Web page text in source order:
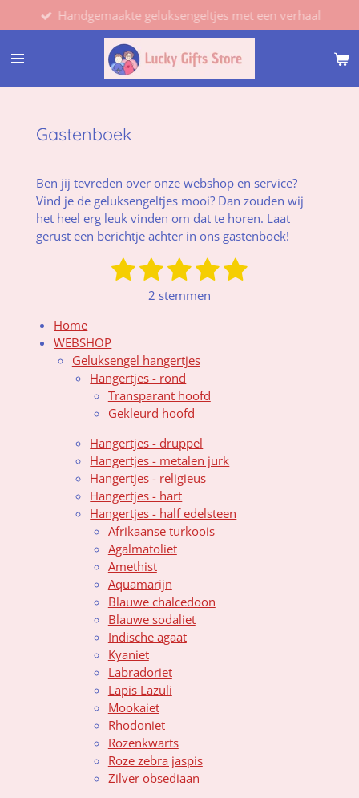
direct
naar
hoofdinhoud
Handgemaakte geluksengeltjes met een verhaal
Gastenboek
Ben jij tevreden over onze webshop en service?
Vind je de geluksengeltjes mooi? Dan zouden wij
het heel erg leuk vinden om dat te horen. Laat
gerust een berichtje achter in ons gastenboek!
1
e
r
2
s
r
r
e
n
3
s
r
r
e
n
4
s
r
r
e
n
5
n
2 stemmen
Home
WEBSHOP
Geluksengel hangertjes
Hangertjes - rond
Transparant hoofd
Gekleurd hoofd
Hangertjes - druppel
Hangertjes - metalen jurk
Hangertjes - religieus
Hangertjes - hart
Hangertjes - half edelsteen
Afrikaanse turkoois
Agalmatoliet
Amethist
Aquamarijn
Blauwe chalcedoon
Blauwe sodaliet
Indische agaat
Kyaniet
Labradoriet
Lapis Lazuli
Mookaiet
Rhodoniet
Rozenkwarts
Roze zebra jaspis
Zilver obsediaan